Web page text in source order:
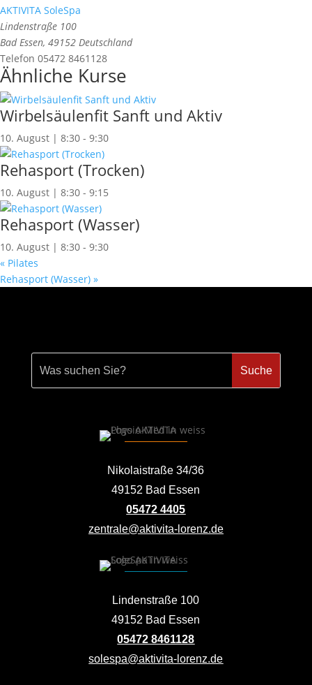
AKTIVITA SoleSpa
Lindenstraße 100
Bad Essen, 49152 Deutschland
Telefon 05472 8461128
Ähnliche Kurse
Wirbelsäulenfit Sanft und Aktiv
10. August | 8:30 - 9:30
Rehasport (Trocken)
10. August | 8:30 - 9:15
Rehasport (Wasser)
10. August | 8:30 - 9:30
« Pilates
Rehasport (Wasser) »
Nikolaistraße 34/36
49152 Bad Essen
05472 4405
zentrale@aktivita-lorenz.de
Lindenstraße 100
49152 Bad Essen
05472 8461128
solespa@aktivita-lorenz.de